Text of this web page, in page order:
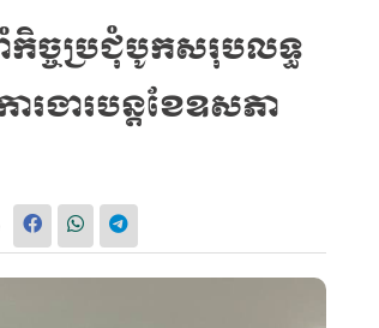
ចប្រជុំបូកសរុបលទ្ធ
ងារបន្តខែឧសភា​